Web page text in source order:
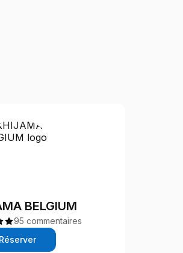
BELGIUM
95 commentaires
Réserver